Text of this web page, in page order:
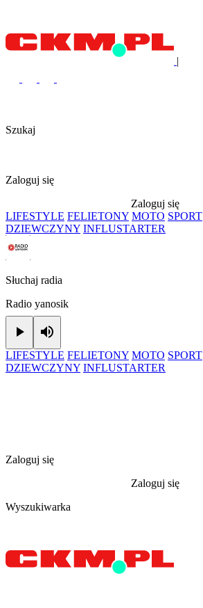
|
Szukaj
Zaloguj się
Zaloguj się
LIFESTYLE FELIETONY MOTO SPORT
DZIEWCZYNY INFLUSTARTER
Słuchaj radia
Radio yanosik
Play
LIFESTYLE FELIETONY MOTO SPORT
DZIEWCZYNY INFLUSTARTER
Zaloguj się
Zaloguj się
Wyszukiwarka